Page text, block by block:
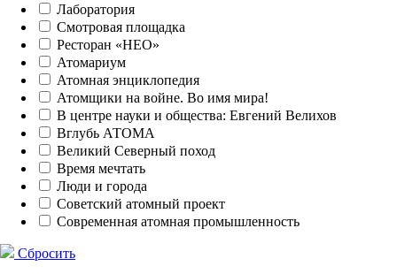
Лаборатория
Смотровая площадка
Ресторан «НЕО»
Атомариум
Атомная энциклопедия
Атомщики на войне. Во имя мира!
В центре науки и общества: Евгений Велихов
Вглубь АТОМА
Великий Северный поход
Время мечтать
Люди и города
Советский атомный проект
Современная атомная промышленность
Сбросить